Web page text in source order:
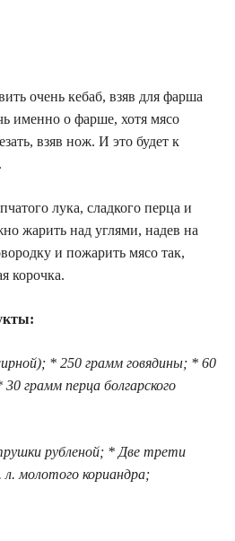
очень кебаб, взяв для фарша
именно о фарше, хотя мясо
взяв нож. И это будет к
лука, сладкого перца и
жарить над углями, надев на
и пожарить мясо так,
корочка.
* 250 грамм говядины; * 60
грамм перца болгарского
рубленой; * Две трети
молотого кориандра;